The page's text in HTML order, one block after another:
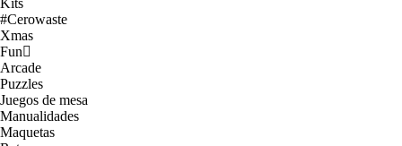
Kits
#Cerowaste
Xmas
Fun
Arcade
Puzzles
Juegos de mesa
Manualidades
Maquetas